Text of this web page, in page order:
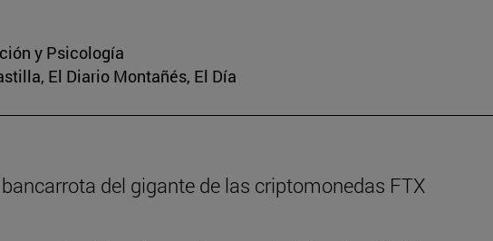
y Psicología
El Diario Montañés, El Día
del gigante de las criptomonedas FTX